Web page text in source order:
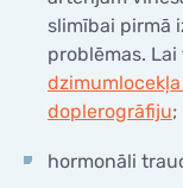
slimībai pirmā
problēmas.
doplerogrāfiju;
hormonāli